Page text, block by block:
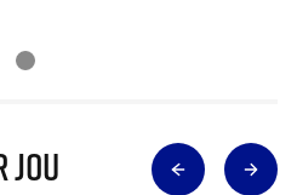
jou